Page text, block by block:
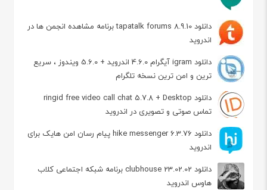
دانلود tapatalk forums 8.9.10 برنامه مشاهده انجمن ها در
اندروید
دانلود igram آیگرام 4.6.0 اندروید + 5.6.0 ویندوز ، سریع
ترین و امن ترین نسخه تلگرام
دانلود ringid free video call chat 5.7.8 + Desktop
تماس صوتی و تصویری در اندروید
دانلود hike messenger 6.3.76 پیام‌ رسان‌ امن هایک برای
اندروید
دانلود clubhouse 23.02.02 برنامه شبکه اجتماعی کلاب
هاوس اندروید